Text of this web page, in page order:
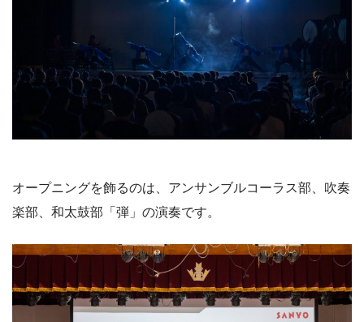
オープニングを飾るのは、アンサンブルコーラス部、吹奏
楽部、和太鼓部「弾」の演奏です。